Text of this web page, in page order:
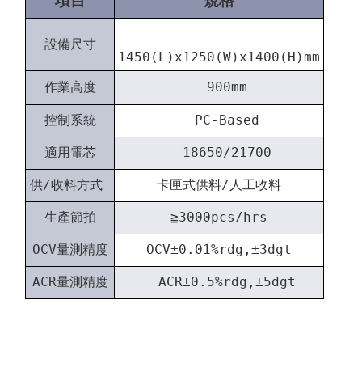
設備尺寸
1450(L)x1250(W)x1400(H)mm
作業高度
900mm
控制系統 PC-Based
適用電芯 18650/21700
供/收料方式 卡匣式供料/人工收料
生產節拍 ≧3000pcs/hrs
OCV量測精度 OCV±0.01%rdg,±3dgt
ACR量測精度 ACR±0.5%rdg,±5dgt